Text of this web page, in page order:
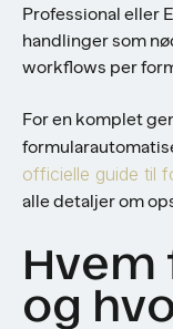
Professional eller
handlinger som
workflows per
For en komplet
officielle guide til
alle detaljer om
Hvem
og